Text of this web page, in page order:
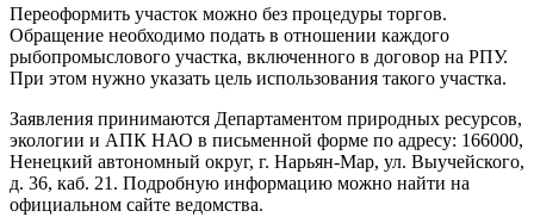
Переоформить участок можно без процедуры торгов.
Обращение необходимо подать в отношении каждого
рыбопромыслового участка, включенного в договор на РПУ.
При этом нужно указать цель использования такого участка.
Заявления принимаются Департаментом природных ресурсов,
экологии и АПК НАО в письменной форме по адресу: 166000,
Ненецкий автономный округ, г. Нарьян-Мар, ул. Выучейского,
д. 36, каб. 21. Подробную информацию можно найти на
официальном сайте ведомства.